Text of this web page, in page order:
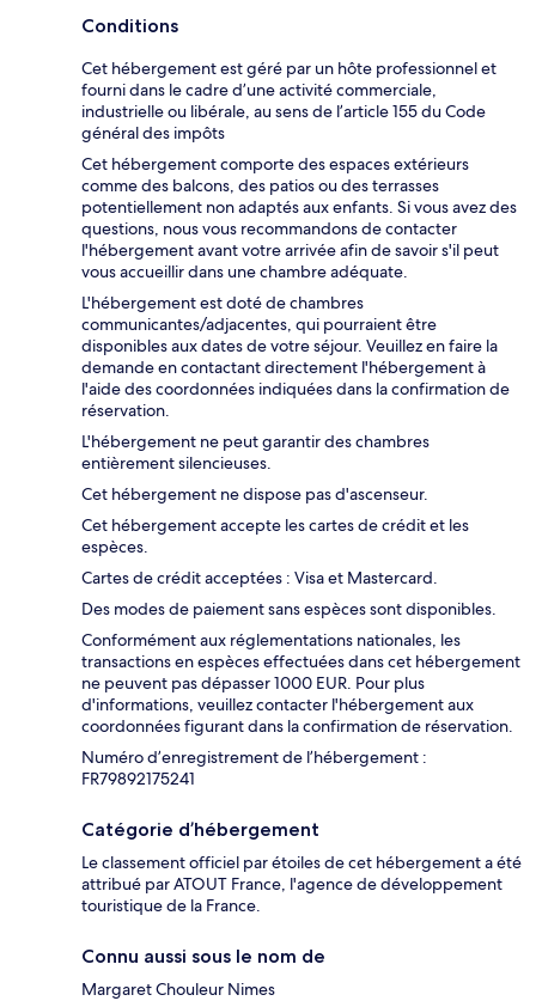
Conditions
Cet hébergement est géré par un hôte professionnel et
fourni dans le cadre d’une activité commerciale,
industrielle ou libérale, au sens de l’article 155 du Code
général des impôts
Cet hébergement comporte des espaces extérieurs
comme des balcons, des patios ou des terrasses
potentiellement non adaptés aux enfants. Si vous avez des
questions, nous vous recommandons de contacter
l'hébergement avant votre arrivée afin de savoir s'il peut
vous accueillir dans une chambre adéquate.
L'hébergement est doté de chambres
communicantes/adjacentes, qui pourraient être
disponibles aux dates de votre séjour. Veuillez en faire la
demande en contactant directement l'hébergement à
l'aide des coordonnées indiquées dans la confirmation de
réservation.
L'hébergement ne peut garantir des chambres
entièrement silencieuses.
Cet hébergement ne dispose pas d'ascenseur.
Cet hébergement accepte les cartes de crédit et les
espèces.
Cartes de crédit acceptées : Visa et Mastercard.
Des modes de paiement sans espèces sont disponibles.
Conformément aux réglementations nationales, les
transactions en espèces effectuées dans cet hébergement
ne peuvent pas dépasser 1000 EUR. Pour plus
d'informations, veuillez contacter l'hébergement aux
coordonnées figurant dans la confirmation de réservation.
Numéro d’enregistrement de l’hébergement :
FR79892175241
Catégorie d’hébergement
Le classement officiel par étoiles de cet hébergement a été
attribué par ATOUT France, l'agence de développement
touristique de la France.
Connu aussi sous le nom de
Margaret Chouleur Nimes